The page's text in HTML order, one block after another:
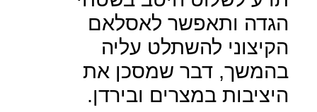
הגדה ותאפשר לאסלאם
הקיצוני להשתלט עליה
בהמשך, דבר שמסכן את
היציבות במצרים ובירדן.